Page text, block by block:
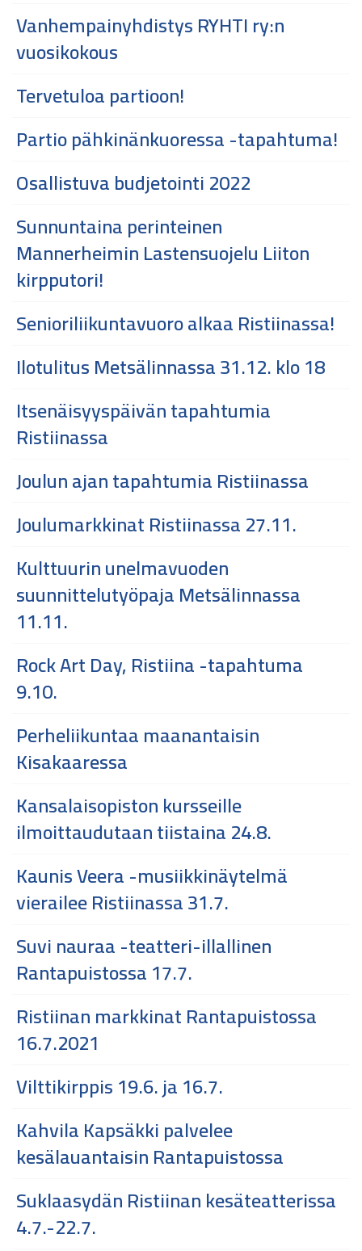
Vanhempainyhdistys RYHTI ry:n
vuosikokous
Tervetuloa partioon!
Partio pähkinänkuoressa -tapahtuma!
Osallistuva budjetointi 2022
Sunnuntaina perinteinen
Mannerheimin Lastensuojelu Liiton
kirpputori!
Senioriliikuntavuoro alkaa Ristiinassa!
Ilotulitus Metsälinnassa 31.12. klo 18
Itsenäisyyspäivän tapahtumia
Ristiinassa
Joulun ajan tapahtumia Ristiinassa
Joulumarkkinat Ristiinassa 27.11.
Kulttuurin unelmavuoden
suunnittelutyöpaja Metsälinnassa
11.11.
Rock Art Day, Ristiina -tapahtuma
9.10.
Perheliikuntaa maanantaisin
Kisakaaressa
Kansalaisopiston kursseille
ilmoittaudutaan tiistaina 24.8.
Kaunis Veera -musiikkinäytelmä
vierailee Ristiinassa 31.7.
Suvi nauraa -teatteri-illallinen
Rantapuistossa 17.7.
Ristiinan markkinat Rantapuistossa
16.7.2021
Vilttikirppis 19.6. ja 16.7.
Kahvila Kapsäkki palvelee
kesälauantaisin Rantapuistossa
Suklaasydän Ristiinan kesäteatterissa
4.7.-22.7.